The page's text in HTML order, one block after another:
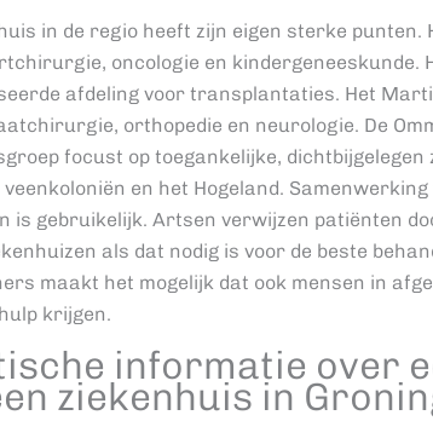
in de regio heeft zijn eigen sterke punten.
oncologie en kindergeneeskunde.
afdeling voor transplantaties. Het
orthopedie en neurologie. De
focust op toegankelijke, dichtbijgelegen
veenkoloniën en het Hogeland.
is gebruikelijk. Artsen verwijzen patiënten
als dat nodig is voor de beste
maakt het mogelijk dat ook mensen in
krijgen.
informatie over
ziekenhuis in